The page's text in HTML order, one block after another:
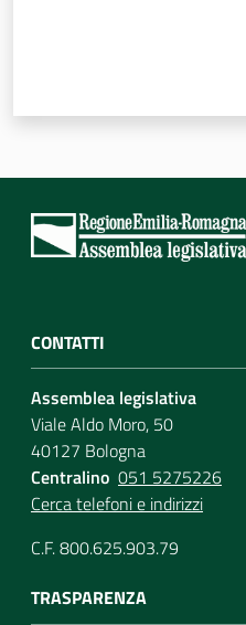
CONTATTI
Assemblea legislativa
Viale Aldo Moro, 50
40127 Bologna
Centralino 051 5275226
Cerca telefoni e indirizzi
C.F. 800.625.903.79
TRASPARENZA